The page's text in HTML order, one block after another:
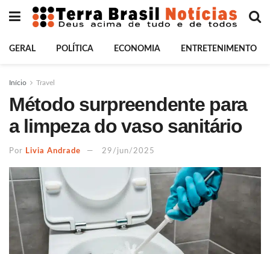
GERAL POLÍTICA ECONOMIA ENTRETENIMENTO
Início Travel
Método surpreendente para
a limpeza do vaso sanitário
Por Livia Andrade 29/jun/2025